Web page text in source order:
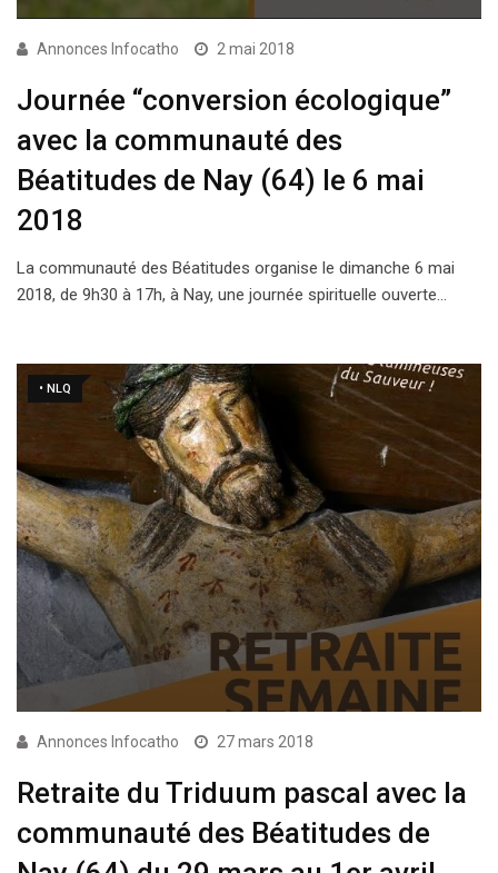
Annonces Infocatho 2 mai 2018
Journée “conversion écologique”
avec la communauté des
Béatitudes de Nay (64) le 6 mai
2018
La communauté des Béatitudes organise le dimanche 6 mai
2018, de 9h30 à 17h, à Nay, une journée spirituelle ouverte…
• NLQ
Annonces Infocatho 27 mars 2018
Retraite du Triduum pascal avec la
communauté des Béatitudes de